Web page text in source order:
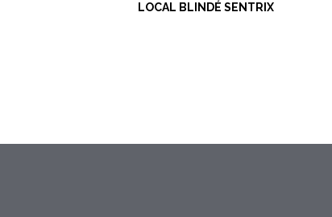
LOCAL BLINDÉ SENTRIX